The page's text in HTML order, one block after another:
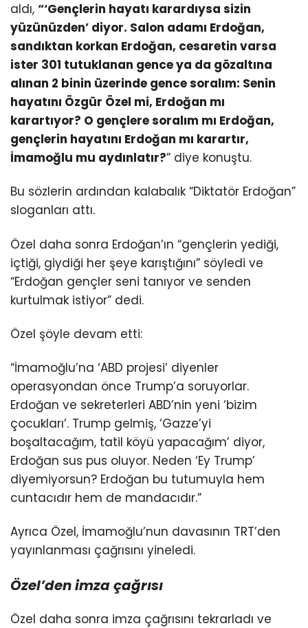
aldı, “‘Gençlerin hayatı karardıysa sizin
yüzünüzden’ diyor. Salon adamı Erdoğan,
sandıktan korkan Erdoğan, cesaretin varsa
ister 301 tutuklanan gence ya da gözaltına
alınan 2 binin üzerinde gence soralım: Senin
hayatını Özgür Özel mi, Erdoğan mı
karartıyor? O gençlere soralım mı Erdoğan,
gençlerin hayatını Erdoğan mı karartır,
İmamoğlu mu aydınlatır?” diye konuştu.
Bu sözlerin ardından kalabalık “Diktatör Erdoğan”
sloganları attı.
Özel daha sonra Erdoğan’ın “gençlerin yediği,
içtiği, giydiği her şeye karıştığını” söyledi ve
“Erdoğan gençler seni tanıyor ve senden
kurtulmak istiyor” dedi.
Özel şöyle devam etti:
“İmamoğlu’na ‘ABD projesi’ diyenler
operasyondan önce Trump’a soruyorlar.
Erdoğan ve sekreterleri ABD’nin yeni ‘bizim
çocukları’. Trump gelmiş, ‘Gazze’yi
boşaltacağım, tatil köyü yapacağım’ diyor,
Erdoğan sus pus oluyor. Neden ‘Ey Trump’
diyemiyorsun? Erdoğan bu tutumuyla hem
cuntacıdır hem de mandacıdır.”
Ayrıca Özel, İmamoğlu’nun davasının TRT’den
yayınlanması çağrısını yineledi.
Özel’den imza çağrısı
Özel daha sonra imza çağrısını tekrarladı ve